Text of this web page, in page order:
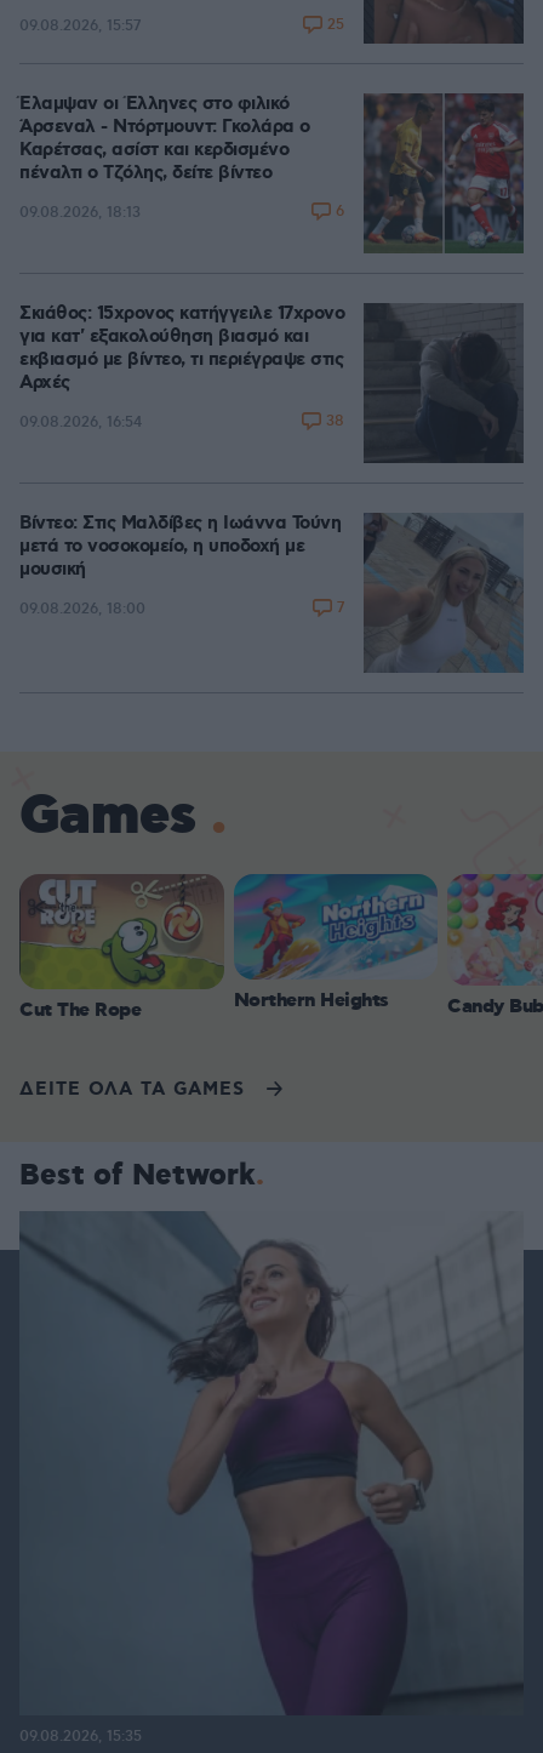
09.08.2026, 15:57 25
Έλαμψαν οι Έλληνες στο φιλικό
Άρσεναλ - Ντόρτμουντ: Γκολάρα ο
Καρέτσας, ασίστ και κερδισμένο
πέναλτι ο Τζόλης, δείτε βίντεο
09.08.2026, 18:13 6
Σκιάθος: 15χρονος κατήγγειλε 17χρονο
για κατ' εξακολούθηση βιασμό και
εκβιασμό με βίντεο, τι περιέγραψε στις
Αρχές
09.08.2026, 16:54 38
Βίντεο: Στις Μαλδίβες η Ιωάννα Τούνη
μετά το νοσοκομείο, η υποδοχή με
μουσική
09.08.2026, 18:00 7
Games
Cut The Rope Northern Heights Candy
ΔΕΙΤΕ ΟΛΑ ΤΑ GAMES
Best of Network
09.08.2026, 15:35